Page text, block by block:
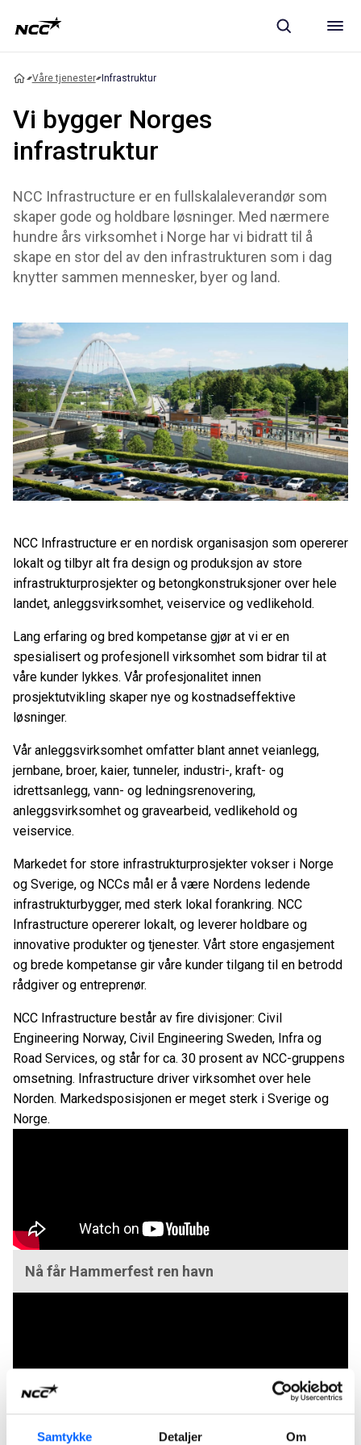
Samtykke Detaljer Om
Våre tjenester Infrastruktur
Vi bygger Norges
infrastruktur
NCC Infrastructure er en fullskalaleverandør som
skaper gode og holdbare løsninger. Med nærmere
hundre års virksomhet i Norge har vi bidratt til å
skape en stor del av den infrastrukturen som i dag
knytter sammen mennesker, byer og land.
NCC Infrastructure er en nordisk organisasjon som opererer
lokalt og tilbyr alt fra design og produksjon av store
infrastrukturprosjekter og betongkonstruksjoner over hele
landet, anleggsvirksomhet, veiservice og vedlikehold.
Lang erfaring og bred kompetanse gjør at vi er en
spesialisert og profesjonell virksomhet som bidrar til at
våre kunder lykkes. Vår profesjonalitet innen
prosjektutvikling skaper nye og kostnadseffektive
løsninger.
Vår anleggsvirksomhet omfatter blant annet veianlegg,
jernbane, broer, kaier, tunneler, industri-, kraft- og
idrettsanlegg, vann- og ledningsrenovering,
anleggsvirksomhet og gravearbeid, vedlikehold og
veiservice.
Markedet for store infrastrukturprosjekter vokser i Norge
og Sverige, og NCCs mål er å være Nordens ledende
infrastrukturbygger, med sterk lokal forankring. NCC
Infrastructure opererer lokalt, og leverer holdbare og
innovative produkter og tjenester. Vårt store engasjement
og brede kompetanse gir våre kunder tilgang til en betrodd
rådgiver og entreprenør.
NCC Infrastructure består av fire divisjoner: Civil
Engineering Norway, Civil Engineering Sweden, Infra og
Road Services, og står for ca. 30 prosent av NCC-gruppens
omsetning. Infrastructure driver virksomhet over hele
Norden. Markedsposisjonen er meget sterk i Sverige og
Norge.
Nå får Hammerfest ren havn
NCC bygger: Jernbaneprosjekt ny Drammen